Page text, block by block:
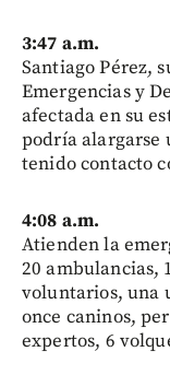
3:47 a.m.
Santiago Pérez,
Emergencias y
afectada en su
podría alargarse
tenido contacto
4:08 a.m.
Atienden la
20 ambulancias,
voluntarios, una
once caninos,
expertos, 6